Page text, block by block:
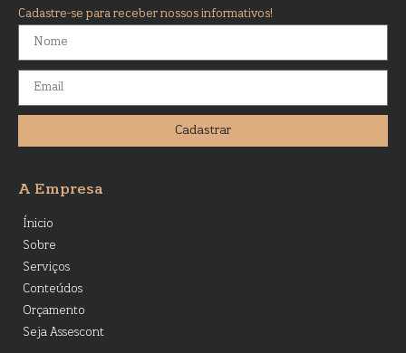
Cadastre-se para receber nossos informativos!
Cadastrar
A Empresa
Ínicio
Sobre
Serviços
Conteúdos
Orçamento
Seja Assescont